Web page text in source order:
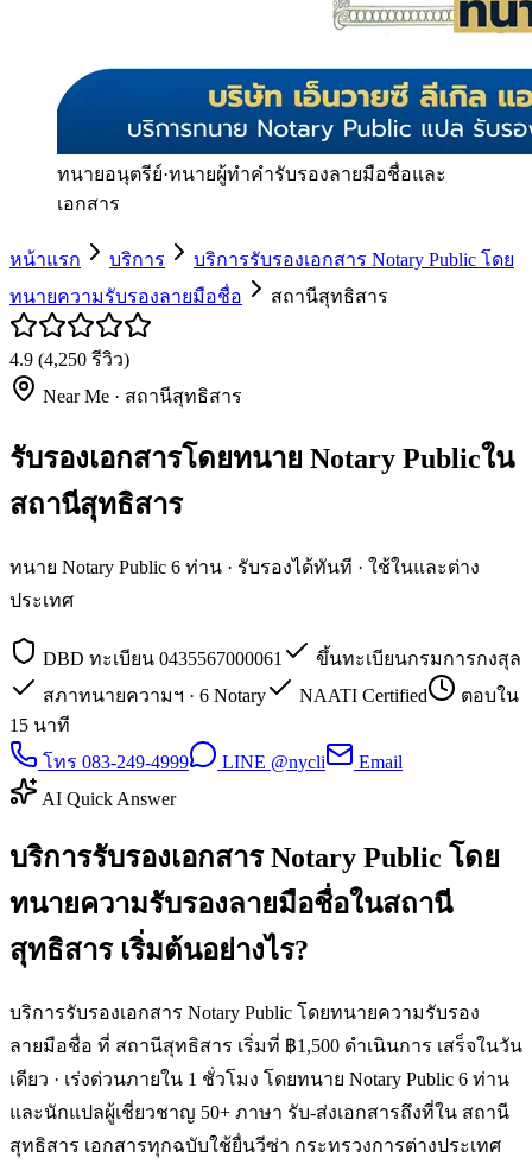
ทนายอนุตรีย์·ทนายผู้ทำคำรับรองลายมือชื่อและ
เอกสาร
หน้าแรก บริการ
บริการรับรองเอกสาร Notary Public โดย
ทนายความรับรองลายมือชื่อ
สถานีสุทธิสาร
4.9 (4,250 รีวิว)
Near Me · สถานีสุทธิสาร
รับรองเอกสารโดยทนาย Notary Publicใน
สถานีสุทธิสาร
ทนาย Notary Public 6 ท่าน · รับรองได้ทันที · ใช้ในและต่าง
ประเทศ
DBD ทะเบียน 0435567000061
ขึ้นทะเบียนกรมการกงสุล
สภาทนายความฯ · 6 Notary
NAATI Certified
ตอบใน
15 นาที
โทร 083-249-4999
LINE @nycli
Email
AI Quick Answer
บริการรับรองเอกสาร Notary Public โดย
ทนายความรับรองลายมือชื่อในสถานี
สุทธิสาร เริ่มต้นอย่างไร?
บริการรับรองเอกสาร Notary Public โดยทนายความรับรอง
ลายมือชื่อ ที่ สถานีสุทธิสาร เริ่มที่ ฿1,500 ดำเนินการ เสร็จในวัน
เดียว · เร่งด่วนภายใน 1 ชั่วโมง โดยทนาย Notary Public 6 ท่าน
และนักแปลผู้เชี่ยวชาญ 50+ ภาษา รับ-ส่งเอกสารถึงที่ใน สถานี
สุทธิสาร เอกสารทุกฉบับใช้ยื่นวีซ่า กระทรวงการต่างประเทศ